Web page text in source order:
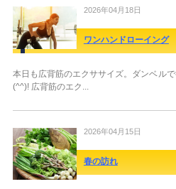
2026年04月18日
ワンハンドローイング
本日も広背筋のエクササイズ。ダンベル
(^^)! 広背筋のエク...
2026年04月15日
春の訪れ